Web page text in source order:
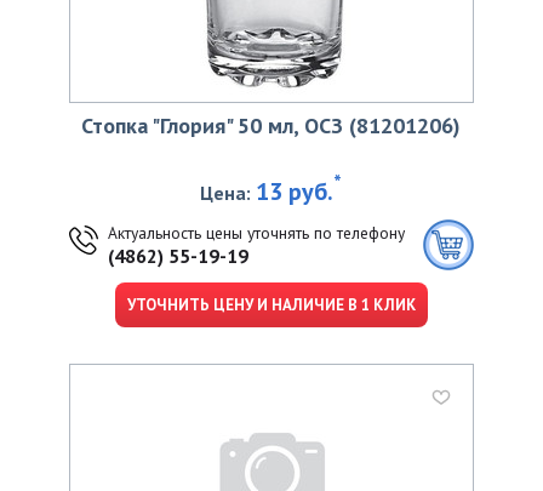
Стопка "Глория" 50 мл, ОСЗ (81201206)
Цена: 13 руб.*
Актуальность цены уточнять по телефону
(4862) 55-19-19
УТОЧНИТЬ ЦЕНУ И НАЛИЧИЕ В 1 КЛИК